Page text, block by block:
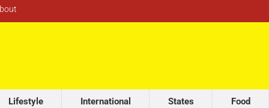
Lifestyle International States Food